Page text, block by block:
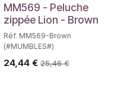
MM569 - Peluche
zippée Lion - Brown
Réf. MM569-Brown
(#MUMBLES#)
24,44€ 25,46€